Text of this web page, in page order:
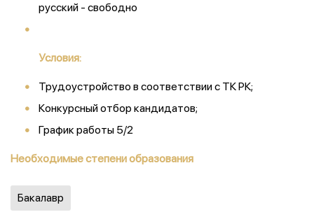
русский - свободно
Условия:
Трудоустройство в соответствии с ТК РК;
Конкурсный отбор кандидатов;
График работы 5/2
Необходимые степени образования
Бакалавр